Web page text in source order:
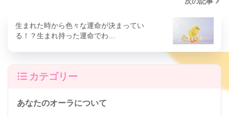
生まれた時から色々な運命が決まってい
る！？生まれ持った運命でわ…
カテゴリー
あなたのオーラについて